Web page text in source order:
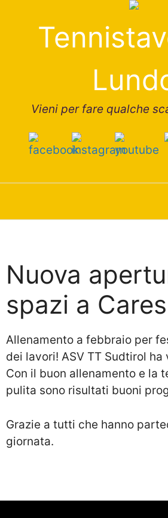
Vieni per fare qualche
Nuova
spazi a Cares
Allenamento a febbraio per
dei lavori! ASV TT Sudtirol ha
Con il buon allenamento e la
pulita sono risultati buoni
Grazie a tutti che hanno
giornata.